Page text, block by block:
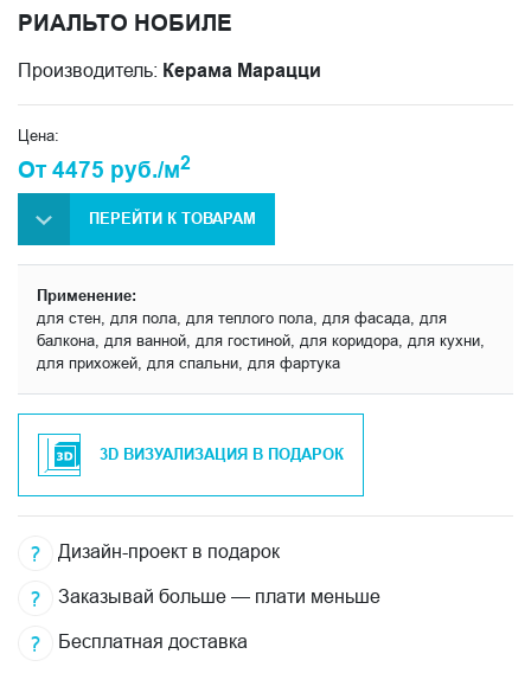
РИАЛЬТО НОБИЛЕ
Производитель: Керама Марацци
Цена:
От 4475 руб./м2
ПЕРЕЙТИ К ТОВАРАМ
Применение:
для стен, для пола, для теплого пола, для фасада, для
балкона, для ванной, для гостиной, для коридора, для кухни,
для прихожей, для спальни, для фартука
3D ВИЗУАЛИЗАЦИЯ В ПОДАРОК
Дизайн-проект в подарок
Заказывай больше — плати меньше
Бесплатная доставка